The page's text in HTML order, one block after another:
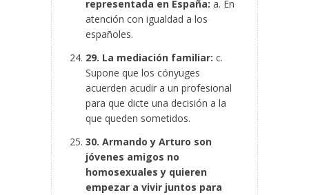
representada en España: a. En
atención con igualdad a los
españoles.
29. La mediación familiar: c.
Supone que los cónyuges
acuerden acudir a un profesional
para que dicte una decisión a la
que queden sometidos.
30. Armando y Arturo son
jóvenes amigos no
homosexuales y quieren
empezar a vivir juntos para